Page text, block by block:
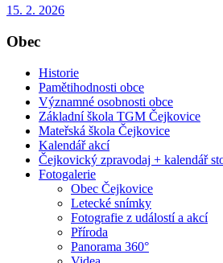
15. 2. 2026
Obec
Historie
Pamětihodnosti obce
Významné osobnosti obce
Základní škola TGM Čejkovice
Mateřská škola Čejkovice
Kalendář akcí
Čejkovický zpravodaj + kalendář
Fotogalerie
Obec Čejkovice
Letecké snímky
Fotografie z událostí a akcí
Příroda
Panorama 360°